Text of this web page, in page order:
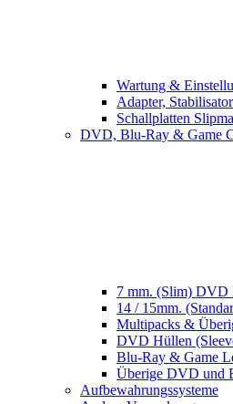
Wartung &
Adapter,
Schallplatten
DVD, Blu-Ray & Game
7 mm. (Slim) DVD
14 / 15mm.
Multipacks &
DVD Hüllen
Blu-Ray & Game
Überige DVD und
Aufbewahrungssysteme